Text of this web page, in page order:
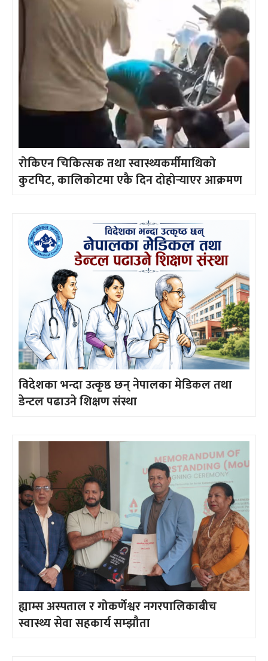
रोकिएन चिकित्सक तथा स्वास्थ्यकर्मीमाथिको
कुटपिट, कालिकोटमा एकै दिन दोहोर्‍याएर आक्रमण
विदेशका भन्दा उत्कृष्ठ छन् नेपालका मेडिकल तथा
डेन्टल पढाउने शिक्षण संस्था
ह्याम्स अस्पताल र गोकर्णेश्वर नगरपालिकाबीच
स्वास्थ्य सेवा सहकार्य सम्झौता